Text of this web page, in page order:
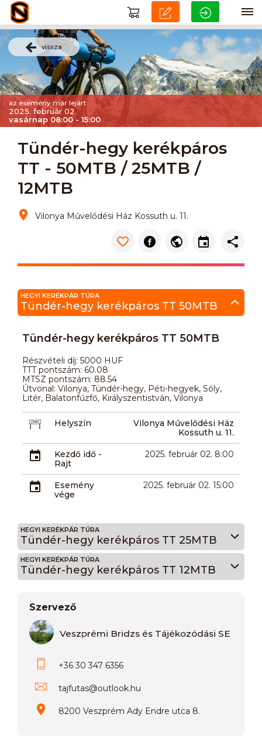
vissza
az esemény már lejárt
2025. február 02.
vasárnap 08:00 - 15:00
Tündér-hegy kerékpáros
TT - 50MTB / 25MTB /
12MTB
Vilonya Művelődési Ház Kossuth u. 11.
HEGYI KERÉKPÁR TÚRA
Tündér-hegy kerékpáros TT 50MTB
Tündér-hegy kerékpáros TT 50MTB
Részvételi díj: 5000 HUF
TTT pontszám: 60.08
MTSZ pontszám: 88.54
Útvonal: Vilonya, Tündér-hegy, Péti-hegyek, Sóly,
Litér, Balatonfűzfő, Királyszentistván, Vilonya
Helyszín
Vilonya Művelődési Ház
Kossuth u. 11.
Kezdő idő -
Rajt
2025. február 02. 8:00
Esemény
vége
2025. február 02. 15:00
HEGYI KERÉKPÁR TÚRA
Tündér-hegy kerékpáros TT 25MTB
HEGYI KERÉKPÁR TÚRA
Tündér-hegy kerékpáros TT 12MTB
Szervező
Veszprémi Bridzs és Tájékozódási SE
+36 30 347 6356
tajfutas@outlook.hu
8200 Veszprém Ady Endre utca 8.